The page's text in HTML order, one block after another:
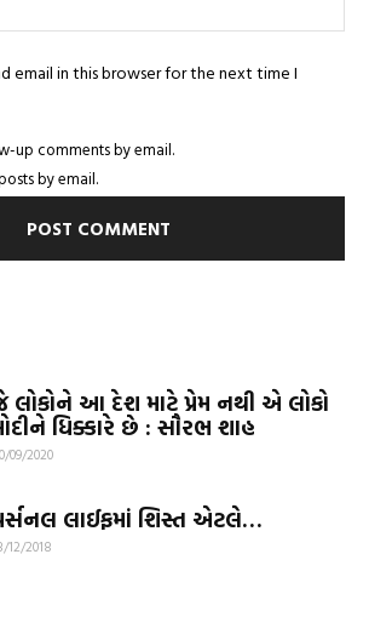
email in this browser for the next time I
up comments by email.
by email.
લોકોને આ દેશ માટે પ્રેમ નથી એ લોકો
ધિક્કારે છે : સૌરભ શાહ
09/2020
લાઈફમાં શિસ્ત એટલે…
12/2018